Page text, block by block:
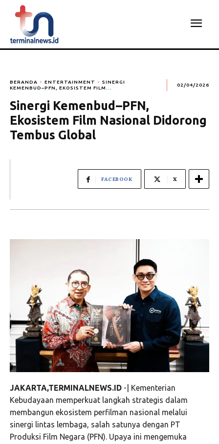
BERANDA ENTERTAINMENT
SINERGI
KEMENBUD–PFN, EKOSISTEM FILM...
02/04/2026
Sinergi Kemenbud–PFN,
Ekosistem Film Nasional Didorong
Tembus Global
FACEBOOK X
JAKARTA,TERMINALNEWS.ID -| Kementerian
Kebudayaan memperkuat langkah strategis dalam
membangun ekosistem perfilman nasional melalui
sinergi lintas lembaga, salah satunya dengan PT
Produksi Film Negara (PFN). Upaya ini mengemuka